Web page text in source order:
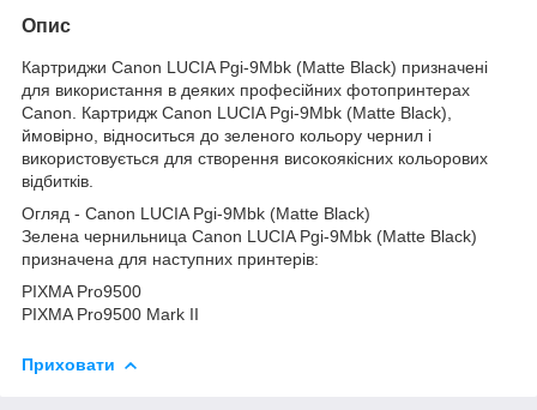
Опис
Картриджи Canon LUCIA Pgi-9Mbk (Matte Black) призначені
для використання в деяких професійних фотопринтерах
Canon. Картридж Canon LUCIA Pgi-9Mbk (Matte Black),
ймовірно, відноситься до зеленого кольору чернил і
використовується для створення високоякісних кольорових
відбитків.
Огляд - Canon LUCIA Pgi-9Mbk (Matte Black)
Зелена чернильница Canon LUCIA Pgi-9Mbk (Matte Black)
призначена для наступних принтерів:
PIXMA Pro9500
PIXMA Pro9500 Mark II
Приховати